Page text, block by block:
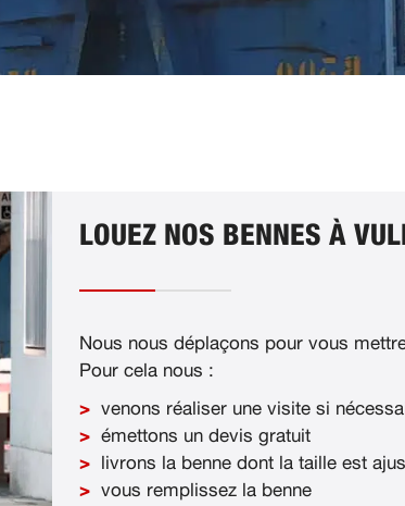
LOUEZ NOS BENNES À
Nous nous déplaçons pour vous
Pour cela nous :
venons réaliser une visite si
émettons un devis gratuit
livrons la benne dont la taille est
vous remplissez la benne